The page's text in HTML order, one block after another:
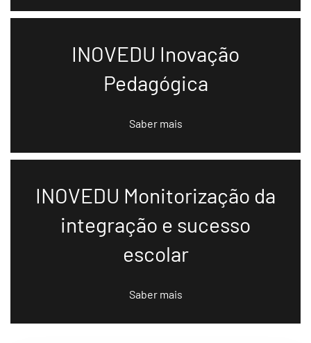
INOVEDU Inovação
Pedagógica
Saber mais
INOVEDU Monitorização da
integração e sucesso
escolar
Saber mais